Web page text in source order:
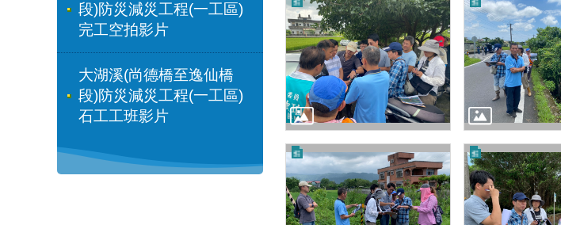
段)防災減災工程(一工區)
完工空拍影片
大湖溪(尚德橋至逸仙橋
段)防災減災工程(一工區)
石工工班影片